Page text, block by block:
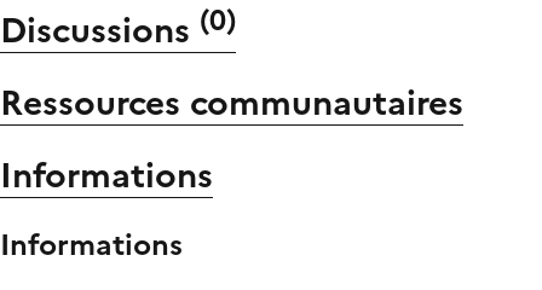
Discussions (0)
Ressources communautaires
Informations
Informations